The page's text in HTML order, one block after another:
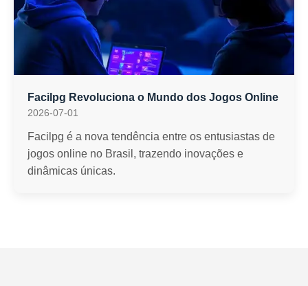
Facilpg Revoluciona o Mundo dos Jogos Online
2026-07-01
Facilpg é a nova tendência entre os entusiastas de
jogos online no Brasil, trazendo inovações e
dinâmicas únicas.